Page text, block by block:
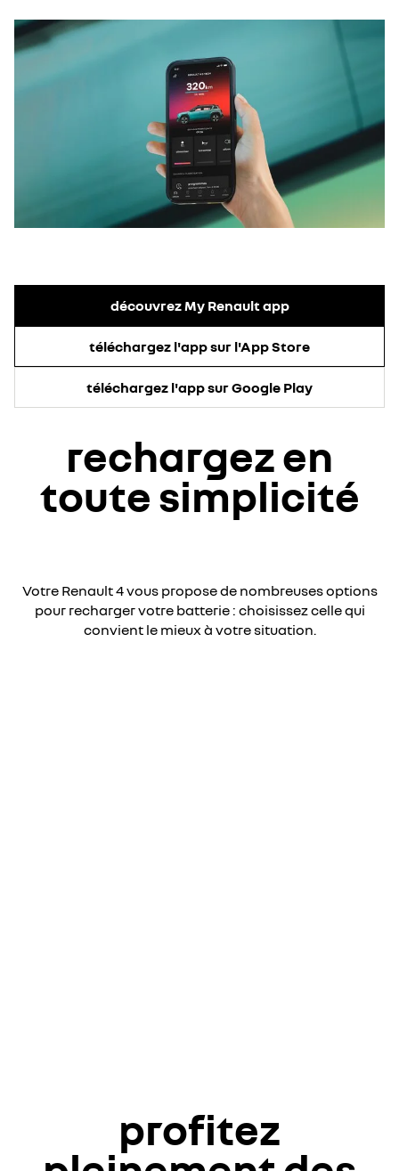
découvrez My Renault app
téléchargez l'app sur l'App Store
téléchargez l'app sur Google Play
rechargez en
toute simplicité
Votre Renault 4 vous propose de nombreuses options
pour recharger votre batterie : choisissez celle qui
convient le mieux à votre situation.
profitez